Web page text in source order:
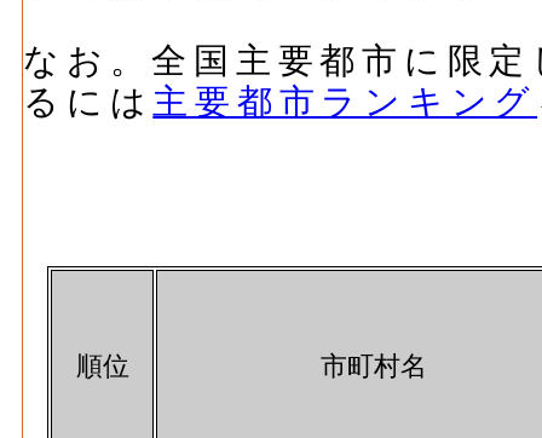
なお。全国主要都市に限
るには 主要都市ランキング
順位 市町村名